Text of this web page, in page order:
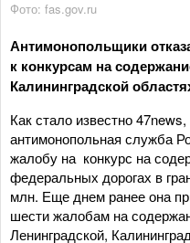
Фото: fas.gov.ru
Антимонопольщики
к конкурсам на
Калининградской
Как стало известно
антимонопольная служба
жалобу на конкурс на
федеральных дорогах в
млн. Еще днем ранее она
шести жалобам на
Ленинградской,